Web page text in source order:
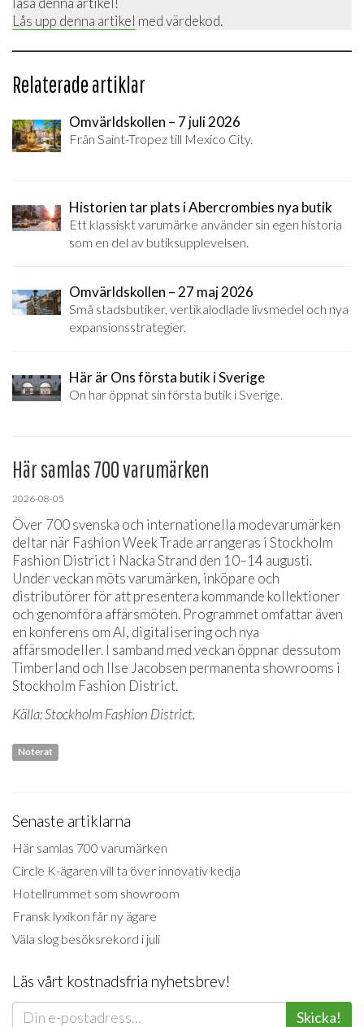
Lås upp denna artikel med värdekod.
Relaterade artiklar
Omvärldskollen – 7 juli 2026
Från Saint-Tropez till Mexico City.
Historien tar plats i Abercrombies nya butik
Ett klassiskt varumärke använder sin egen historia
som en del av butiksupplevelsen.
Omvärldskollen – 27 maj 2026
Små stadsbutiker, vertikalodlade livsmedel och nya
expansionsstrategier.
Här är Ons första butik i Sverige
On har öppnat sin första butik i Sverige.
Här samlas 700 varumärken
2026-08-05
Över 700 svenska och internationella modevarumärken
deltar när Fashion Week Trade arrangeras i Stockholm
Fashion District i Nacka Strand den 10–14 augusti.
Under veckan möts varumärken, inköpare och
distributörer för att presentera kommande kollektioner
och genomföra affärsmöten. Programmet omfattar även
en konferens om AI, digitalisering och nya
affärsmodeller. I samband med veckan öppnar dessutom
Timberland och Ilse Jacobsen permanenta showrooms i
Stockholm Fashion District.
Källa: Stockholm Fashion District.
Noterat
Senaste artiklarna
Här samlas 700 varumärken
Circle K-ägaren vill ta över innovativ kedja
Hotellrummet som showroom
Fransk lyxikon får ny ägare
Väla slog besöksrekord i juli
Läs vårt kostnadsfria nyhetsbrev!
Skicka!